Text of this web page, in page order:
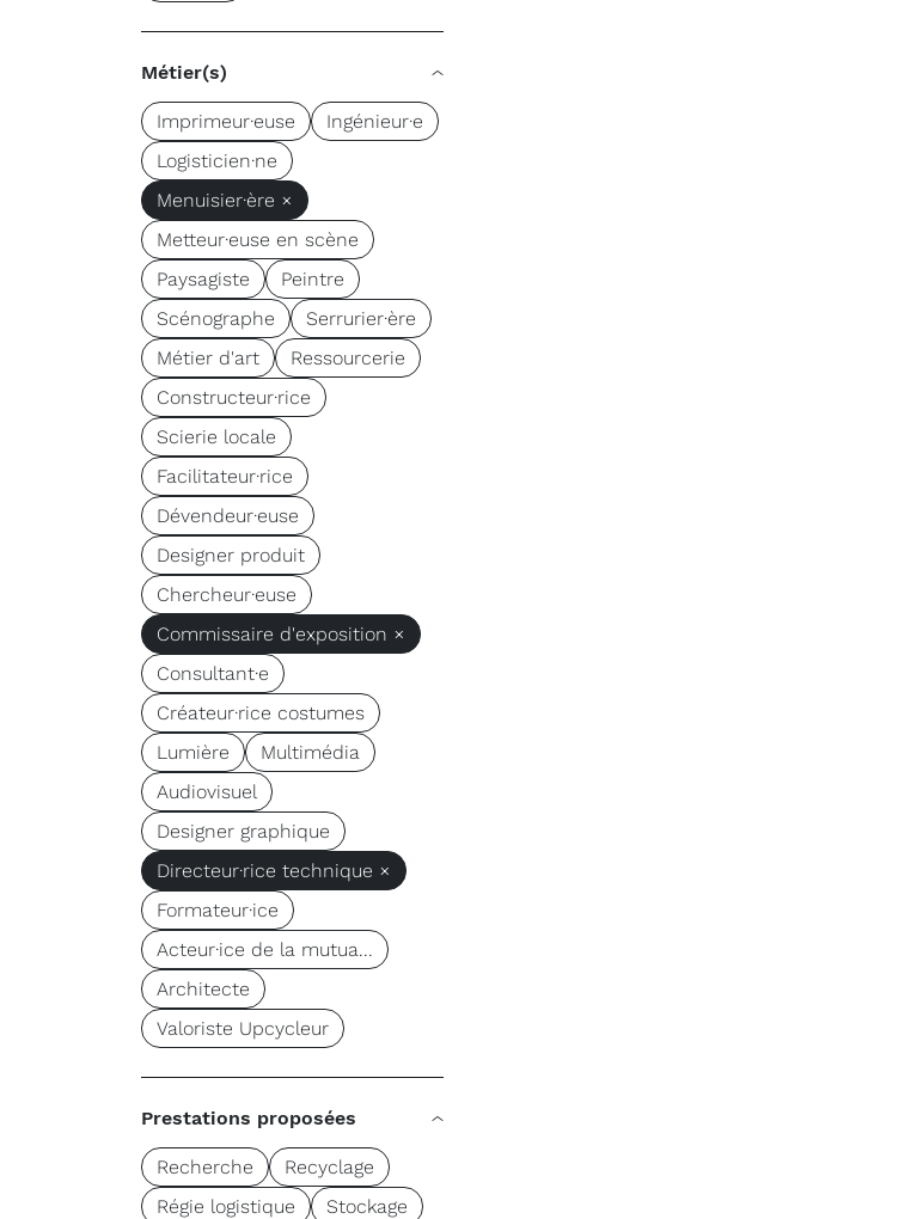
Métier(s)
Imprimeur·euse
Ingénieur·e
Logisticien·ne
Menuisier·ère ×
Metteur·euse en scène
Paysagiste
Peintre
Scénographe
Serrurier·ère
Métier d'art
Ressourcerie
Constructeur·rice
Scierie locale
Facilitateur·rice
Dévendeur·euse
Designer produit
Chercheur·euse
Commissaire d'exposition ×
Consultant·e
Créateur·rice costumes
Lumière
Multimédia
Audiovisuel
Designer graphique
Directeur·rice technique ×
Formateur·ice
Acteur·ice de la mutua...
Architecte
Valoriste Upcycleur
Prestations proposées
Recherche
Recyclage
Régie logistique
Stockage